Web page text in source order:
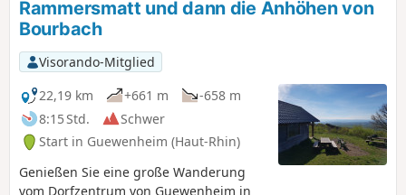
Rammersmatt und dann die Anhöhen von
Bourbach
Visorando-Mitglied
22,19 km
+661 m
-658 m
8:15 Std.
Schwer
Start in Guewenheim (Haut-Rhin)
Genießen Sie eine große Wanderung
vom Dorfzentrum von Guewenheim in